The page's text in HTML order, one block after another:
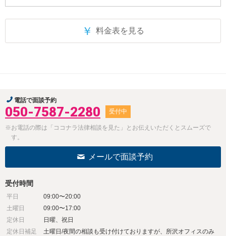
￥ 料金表を見る
電話で面談予約
050-7587-2280 受付中
※お電話の際は「ココナラ法律相談を見た」とお伝えいただくとスムーズで
す。
メールで面談予約
受付時間
平日
09:00〜20:00
土曜日
09:00〜17:00
定休日
日曜、祝日
定休日補足
土曜日/夜間の相談も受け付けておりますが、所沢オフィスのみ